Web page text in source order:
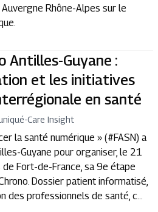
Rhône-Alpes sur le
Antilles-Guyane :
et les initiatives
en santé
-Care Insight
la santé numérique » (#FASN) a
Guyane pour organiser, le 21
de Fort-de-France, sa 9e étape
Dossier patient informatisé,
des professionnels de santé, c...